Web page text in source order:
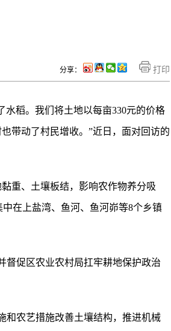
打印
分享：
稻。我们将土地以每亩330元的价格
带动了村民增收。”近日，面对回访的
重、土壤板结，影响农作物养分吸
在上盐湾、鱼河、鱼河峁等8个乡镇
督促区农业农村局扛牢耕地保护政治
和农艺措施改善土壤结构，推进机械